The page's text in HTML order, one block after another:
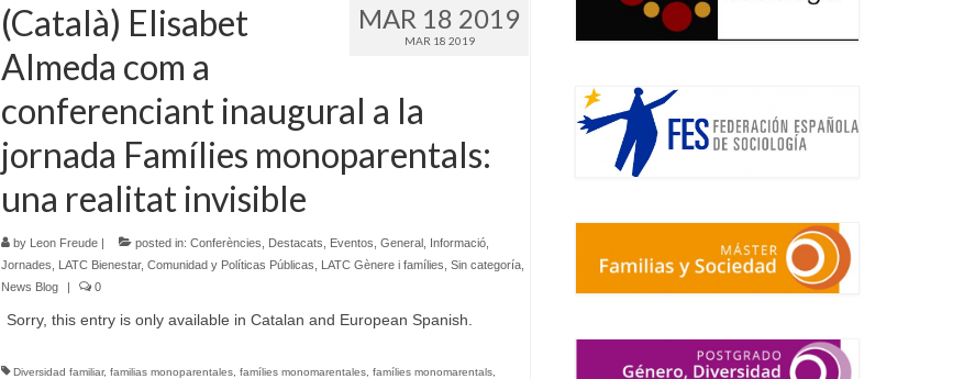
MAR 18 2019
MAR 18 2019
(Català) Elisabet
Almeda com a
conferenciant inaugural a la
jornada Famílies monoparentals:
una realitat invisible
by Leon Freude| posted in: Conferències Destacats Eventos General, Informació,
Jornades
LATC Bienestar, Comunidad y Políticas Públicas LATC Gènere i famílies Sin categoría,
News Blog
| 0
Sorry, this entry is only available in Catalan and European Spanish.
Diversidad familiar, familias monoparentales, famílies monomarentales, famílies monomarentals,